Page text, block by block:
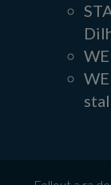
stal